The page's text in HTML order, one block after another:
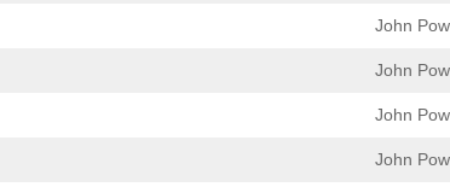
John
John
John
John